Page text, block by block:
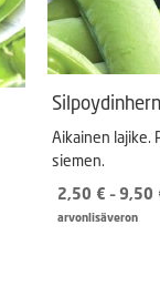
Aikainen lajike.
siemen.
2,50 € – 9,50
arvonlisäveron